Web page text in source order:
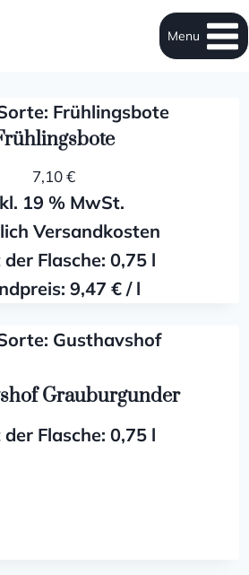
Menu
7,10€
19 % MwSt.
Versandkosten
Flasche: 0,75 l
9,47€ / l
Grauburgunder
Flasche: 0,75 l